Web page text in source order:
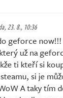
23. 8., 10:36
geforce
už na
ti kteří si
si je
A taky tím